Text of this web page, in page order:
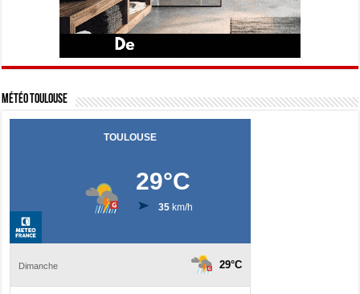
Météo Toulouse